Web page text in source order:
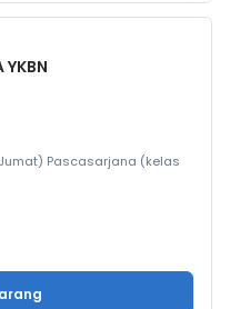
Pascasarjana (kelas